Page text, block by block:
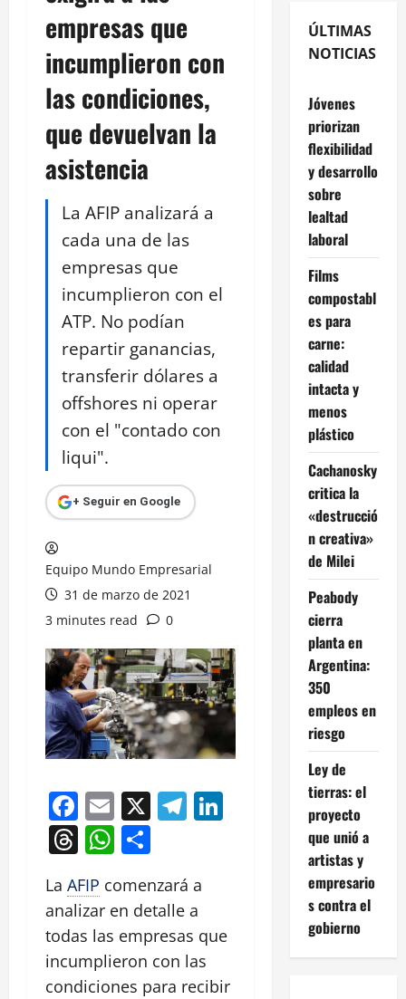
empresas que
incumplieron con
las condiciones,
que devuelvan la
asistencia
La AFIP analizará a
cada una de las
empresas que
incumplieron con el
ATP. No podían
repartir ganancias,
transferir dólares a
offshores ni operar
con el "contado con
liqui".
+ Seguir en Google
Equipo Mundo Empresarial
31 de marzo de 2021
3 minutes read
0
Facebook
Email
X Telegram
LinkedIn
Threads
WhatsApp
La AFIP comenzará a
analizar en detalle a
todas las empresas que
incumplieron con las
condiciones para recibir
ÚLTIMAS
NOTICIAS
Jóvenes
priorizan
flexibilidad
y desarrollo
sobre
lealtad
laboral
Films
compostabl
es para
carne:
calidad
intacta y
menos
plástico
Cachanosky
critica la
«destrucció
n creativa»
de Milei
Peabody
cierra
planta en
Argentina:
350
empleos en
riesgo
Ley de
tierras: el
proyecto
que unió a
artistas y
empresario
s contra el
gobierno